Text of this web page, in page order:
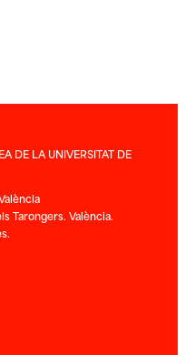
DE LA UNIVERSITAT DE
Tarongers. València.